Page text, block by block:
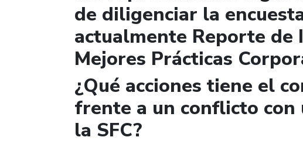
de diligenciar la
actualmente Reporte de
Mejores Prácticas
¿Qué acciones tiene el
frente a un conflicto
la SFC?